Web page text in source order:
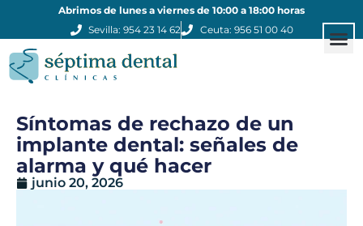
Abrimos de lunes a viernes de 10:00 a 18:00 horas
Sevilla: 954 23 14 62
Ceuta: 956 51 00 40
Síntomas de rechazo de un
implante dental: señales de
alarma y qué hacer
junio 20, 2026